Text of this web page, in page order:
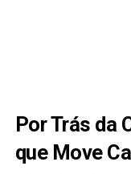
Por Trás da
que Move